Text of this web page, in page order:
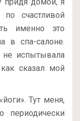
счастливой
именно это
в спа-салоне.
не испытывала
сказал мой
Тут меня,
периодически